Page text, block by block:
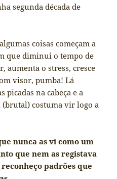
segunda década de
coisas começam a
que diminui o tempo de
aumenta o stress, cresce
visor, pumba! Lá
picadas na cabeça e a
costuma vir logo a
nunca as vi como um
que nem as registava
padrões que